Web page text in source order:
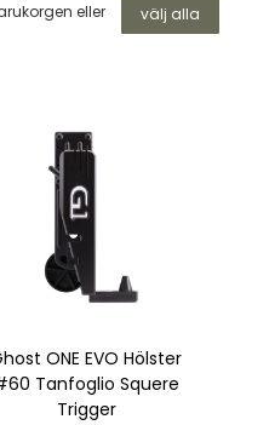
eller välj alla
GHOST ONE
GLOCK 17/